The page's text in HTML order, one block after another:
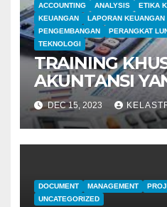
ACCOUNTING ANALYSIS ETIKA
KEUANGAN
LAPORAN KEUANGAN
PENGEMBANGAN
PERANGKAT
TEKNOLOGI
TRAINING
AKUNTANSI
DEC 15, 2023
DOCUMENT MANAGEMENT
UNCATEGORIZED